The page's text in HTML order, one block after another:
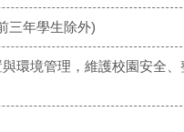
三年學生除外)
環境管理，維護校園安全、